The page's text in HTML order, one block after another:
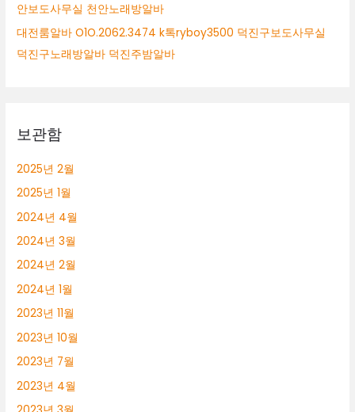
안보도사무실 천안노래방알바
대전룸알바 O1O.2062.3474 k톡ryboy3500 덕진구보도사무실
덕진구노래방알바 덕진주밤알바
보관함
2025년 2월
2025년 1월
2024년 4월
2024년 3월
2024년 2월
2024년 1월
2023년 11월
2023년 10월
2023년 7월
2023년 4월